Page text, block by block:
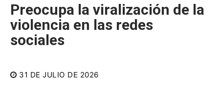
Preocupa la viralización de la
violencia en las redes
sociales
31 DE JULIO DE 2026